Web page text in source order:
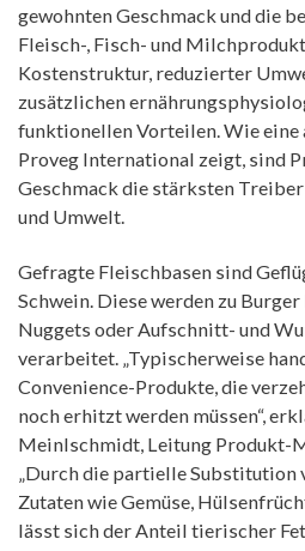
gewohnten Geschmack und die
Fleisch-, Fisch- und
Kostenstruktur, reduzierter
zusätzlichen
funktionellen Vorteilen. Wie eine
Proveg International zeigt, sind
Geschmack die stärksten
und Umwelt.
Gefragte Fleischbasen sind
Schwein. Diese werden zu
Nuggets oder Aufschnitt- und
verarbeitet. „Typischerweise
Convenience-Produkte, die
noch erhitzt werden müssen“,
Meinlschmidt, Leitung Produkt-
„Durch die partielle Substitution
Zutaten wie Gemüse,
lässt sich der Anteil tierischer